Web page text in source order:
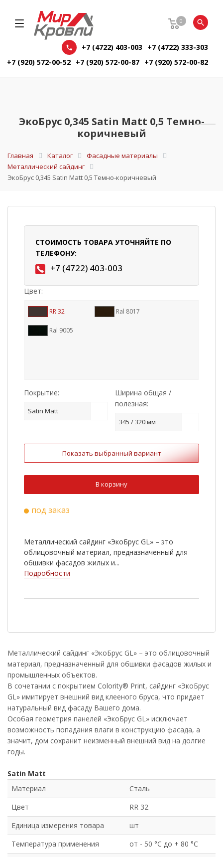
0
+7 (4722) 403-003
+7 (4722) 333-303
+7 (920) 572-00-52 +7 (920) 572-00-87 +7 (920) 572-00-82
ЭкоБрус 0,345 Satin Matt 0,5 Темно-
коричневый
Главная Каталог
Фасадные материалы
Металлический сайдинг
ЭкоБрус 0,345 Satin Matt 0,5 Темно-коричневый
СТОИМОСТЬ ТОВАРА УТОЧНЯЙТЕ ПО
ТЕЛЕФОНУ:
+7 (4722) 403-003
Цвет:
RR 32 Ral 8017
Ral 9005
Покрытие:
Satin Matt
Ширина общая /
полезная:
345 / 320 мм
Показать выбранный вариант
В корзину
под заказ
Металлический сайдинг «ЭкоБрус GL» – это
облицовочный материал, предназначенный для
обшивки фасадов жилых и...
Подробности
Металлический сайдинг «ЭкоБрус GL» – это облицовочный
материал, предназначенный для обшивки фасадов жилых и
промышленных объектов.
В сочетании с покрытием Colority® Print, сайдинг «ЭкоБрус
GL» имитирует внешний вид клееного бруса, что придает
натуральный вид фасаду Вашего дома.
Особая геометрия панелей «ЭкоБрус GL» исключает
возможность попадания влаги в конструкцию фасада, а
значит, дом сохранит неизменный внешний вид на долгие
годы.
Satin Matt
Материал
Сталь
Цвет
RR 32
Единица измерения товара
шт
Температура применения
от - 50 °C до + 80 °C